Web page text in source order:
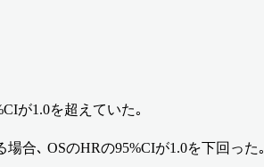
が1.0を超えていた｡
合､ OSのHRの95%CIが1.0を下回った｡